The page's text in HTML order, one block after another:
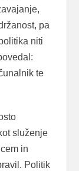
pa
niti
te
služenje
in
Politik